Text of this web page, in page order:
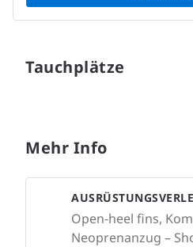
Tauchplätze
Mehr Info
Open-heel fins,
Neoprenanzug –